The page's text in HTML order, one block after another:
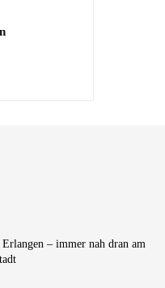
– immer nah dran am